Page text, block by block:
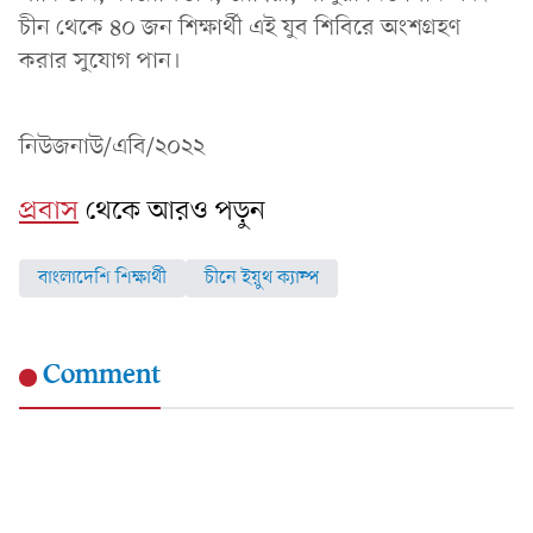
চীন থেকে ৪০ জন শিক্ষার্থী এই যুব শিবিরে অংশগ্রহণ
করার সুযোগ পান।
নিউজনাউ/এবি/২০২২
প্রবাসথেকে আরও পড়ুন
বাংলাদেশি শিক্ষার্থী চীনে ইয়ুথ ক্যাম্প
Comment